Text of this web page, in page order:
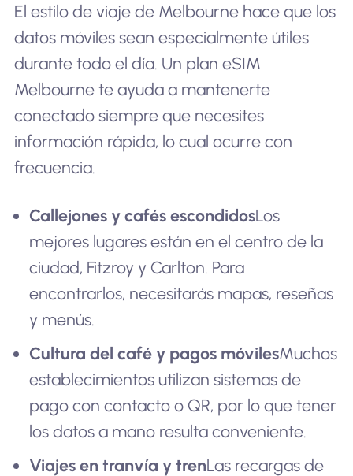
El estilo de viaje de Melbourne hace que los
datos móviles sean especialmente útiles
durante todo el día. Un plan eSIM
Melbourne te ayuda a mantenerte
conectado siempre que necesites
información rápida, lo cual ocurre con
frecuencia.
Callejones y cafés escondidosLos
mejores lugares están en el centro de la
ciudad, Fitzroy y Carlton. Para
encontrarlos, necesitarás mapas, reseñas
y menús.
Cultura del café y pagos móvilesMuchos
establecimientos utilizan sistemas de
pago con contacto o QR, por lo que tener
los datos a mano resulta conveniente.
Viajes en tranvía y trenLas recargas de